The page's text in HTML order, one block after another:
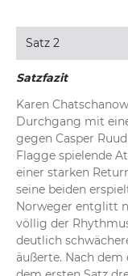
Satz 2
Satzfazit
Karen
Durchgang mit
gegen Casper
Flagge spielende
einer starken
seine beiden
Norweger entglitt
völlig der
deutlich
äußerte. Nach